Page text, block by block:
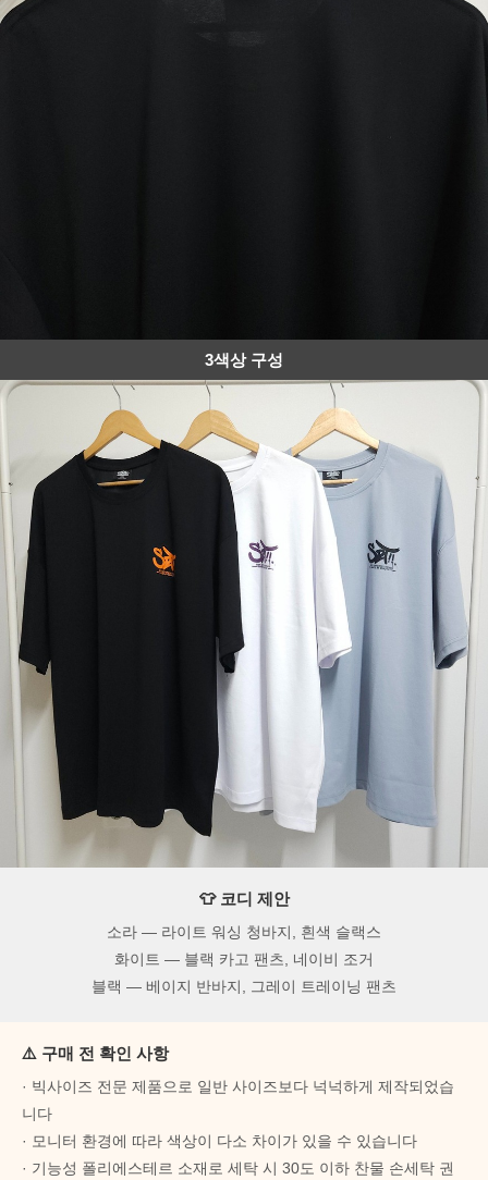
3색상 구성
👕 코디 제안
소라 — 라이트 워싱 청바지, 흰색 슬랙스
화이트 — 블랙 카고 팬츠, 네이비 조거
블랙 — 베이지 반바지, 그레이 트레이닝 팬츠
⚠️ 구매 전 확인 사항
· 빅사이즈 전문 제품으로 일반 사이즈보다 넉넉하게 제작되었습
니다
· 모니터 환경에 따라 색상이 다소 차이가 있을 수 있습니다
· 기능성 폴리에스테르 소재로 세탁 시 30도 이하 찬물 손세탁 권